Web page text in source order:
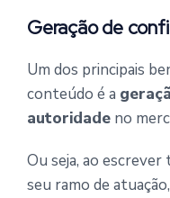
Geração de
Um dos principais
conteúdo é a
autoridade no
Ou seja, ao
seu ramo de